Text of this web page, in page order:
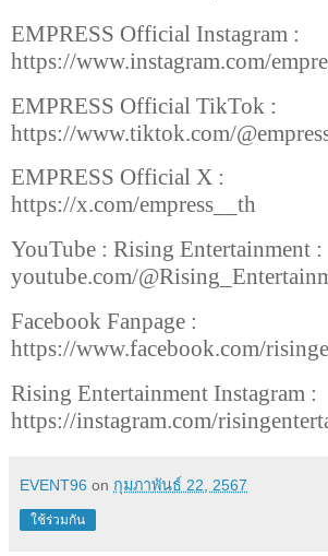
EMPRESS Official Instagram :
https://www.instagram.com/
EMPRESS Official TikTok :
https://www.tiktok.com/
EMPRESS Official X :
https://x.com/empress__th
YouTube : Rising Entertainment :
youtube.com/
Facebook Fanpage :
https://www.facebook.com/
Rising Entertainment Instagram :
https://instagram.com/
EVENT96 on กุมภาพันธ์ 22, 2567
ใช้ร่วมกัน